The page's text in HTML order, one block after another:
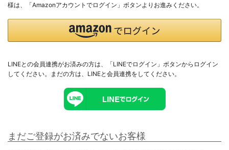
ボトムス
ギフト用ラッピング
様は、「Amazonアカウントでログイン」ボタンよりお進みください。
LINEとの会員連携がお済みの方は、「LINEでログイン」ボタンからログイン
してください。まだの方は、 LINEと会員連携をしてください。
まだご登録がお済みでないお客様